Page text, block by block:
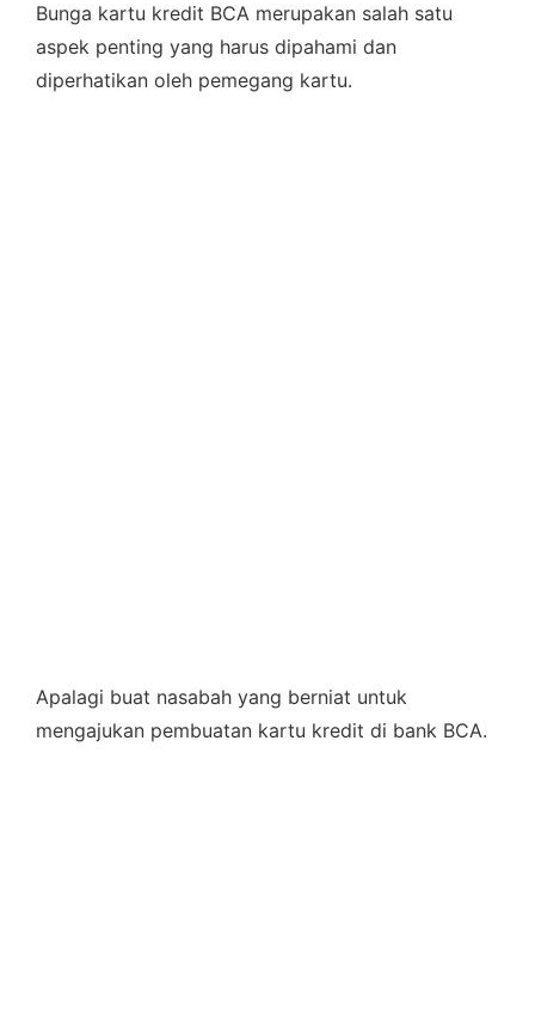
Bunga kartu kredit BCA merupakan salah satu
aspek penting yang harus dipahami dan
diperhatikan oleh pemegang kartu.
Apalagi buat nasabah yang berniat untuk
mengajukan pembuatan kartu kredit di bank BCA.